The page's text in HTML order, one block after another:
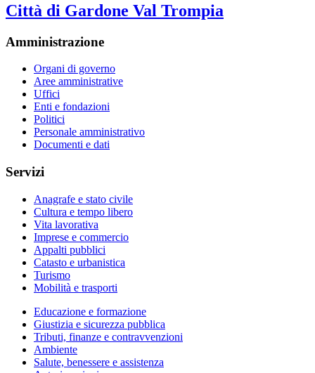
Città di Gardone Val Trompia
Amministrazione
Organi di governo
Aree amministrative
Uffici
Enti e fondazioni
Politici
Personale amministrativo
Documenti e dati
Servizi
Anagrafe e stato civile
Cultura e tempo libero
Vita lavorativa
Imprese e commercio
Appalti pubblici
Catasto e urbanistica
Turismo
Mobilità e trasporti
Educazione e formazione
Giustizia e sicurezza pubblica
Tributi, finanze e contravvenzioni
Ambiente
Salute, benessere e assistenza